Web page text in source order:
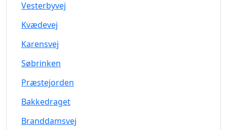
Vesterbyvej
Kvædevej
Karensvej
Søbrinken
Præstejorden
Bakkedraget
Branddamsvej